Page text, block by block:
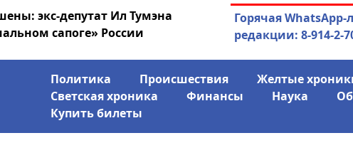
экс-депутат Ил Тумэна
сапоге» России
04.08.2026
Горячая
редакции: 8-914-2-
Политика Происшествия Желтые
Светская хроника
Финансы Наука
Купить билеты